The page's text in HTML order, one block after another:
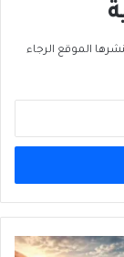
الموقع الرجاء